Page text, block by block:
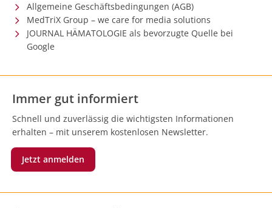
Allgemeine Geschäftsbedingungen (AGB)
MedTriX Group – we care for media solutions
JOURNAL HÄMATOLOGIE als bevorzugte Quelle bei
Google
Immer gut informiert
Schnell und zuverlässig die wichtigsten Informationen
erhalten – mit unserem kostenlosen Newsletter.
Jetzt anmelden